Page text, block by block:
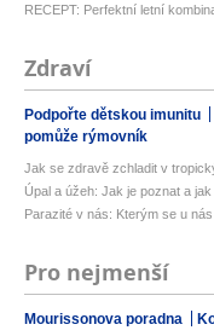
RECEPT: Perfektní letní
Zdraví
Podpořte dětskou imunitu
pomůže rýmovník
Jak se zdravě zchladit v
Úpal a úžeh: Jak je poznat a
Parazité v nás: Kterým se u
Pro nejmenší
Mourissonova poradna